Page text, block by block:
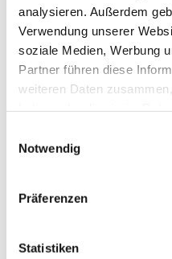
analysieren. Außerdem
Verwendung unserer
soziale Medien, Werbung
Partner führen diese
weiteren Daten
Notwendig
Präferenzen
Statistiken